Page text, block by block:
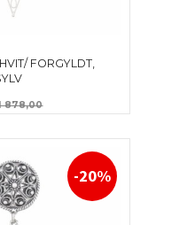
FORGYLDT,
878,00Rabatt
-20%